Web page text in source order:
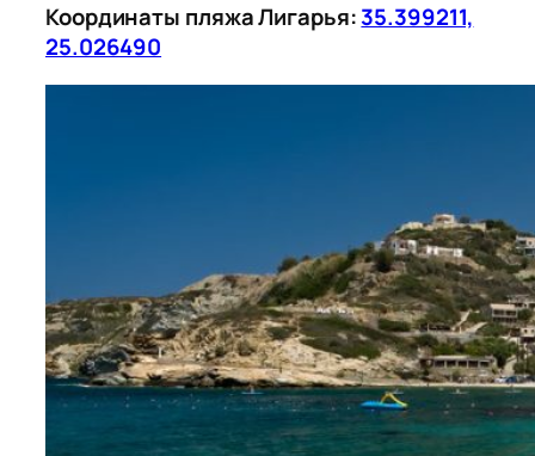
Координаты пляжа Лигарья:35.399211,
25.026490